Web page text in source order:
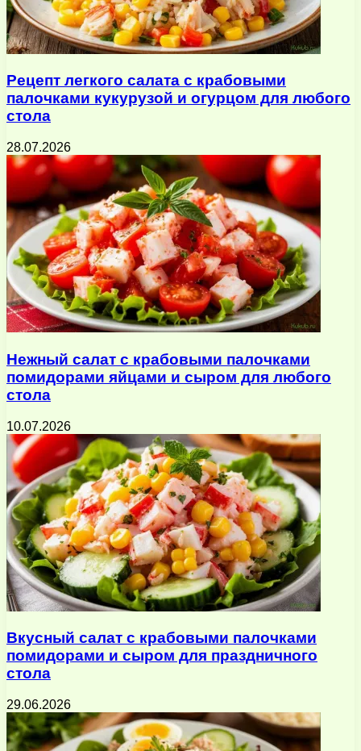
Рецепт легкого салата с крабовыми
палочками кукурузой и огурцом для любого
стола
28.07.2026
Нежный салат с крабовыми палочками
помидорами яйцами и сыром для любого
стола
10.07.2026
Вкусный салат с крабовыми палочками
помидорами и сыром для праздничного
стола
29.06.2026